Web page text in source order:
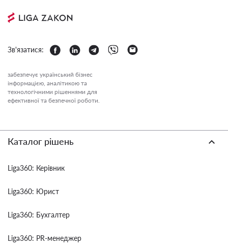
Зв'язатися:
забезпечує український бізнес
інформацією, аналітикою та
технологічними рішеннями для
ефективної та безпечної роботи.
Каталог рішень
Liga360: Керівник
Liga360: Юрист
Liga360: Бухгалтер
Liga360: PR-менеджер